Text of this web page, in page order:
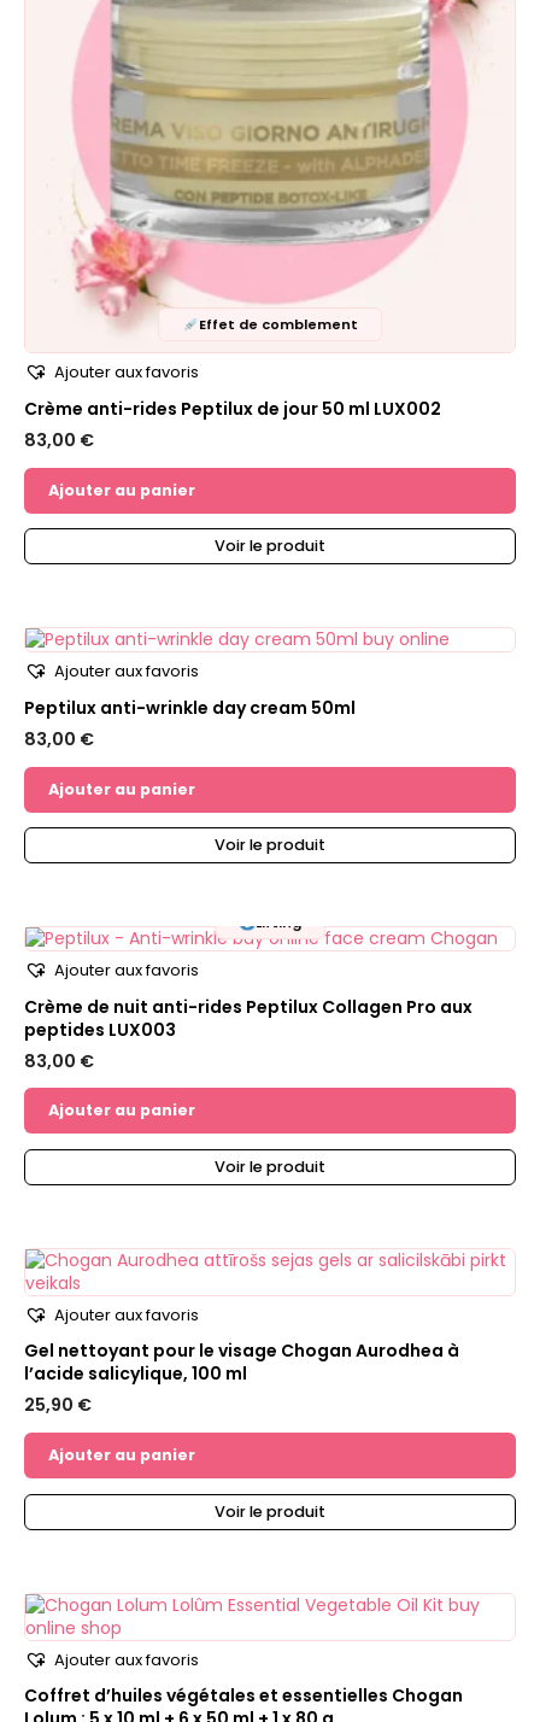
Effet de comblement
Ajouter aux favoris
Crème anti-rides Peptilux de jour 50 ml LUX002
83,00 €
Ajouter au panier
Voir le produit
Ajouter aux favoris
Peptilux anti-wrinkle day cream 50ml
83,00 €
Ajouter au panier
Voir le produit
Lifting
Ajouter aux favoris
Crème de nuit anti-rides Peptilux Collagen Pro aux
peptides LUX003
83,00 €
Ajouter au panier
Voir le produit
Ajouter aux favoris
Gel nettoyant pour le visage Chogan Aurodhea à
l’acide salicylique, 100 ml
25,90 €
Ajouter au panier
Voir le produit
Ajouter aux favoris
Coffret d’huiles végétales et essentielles Chogan